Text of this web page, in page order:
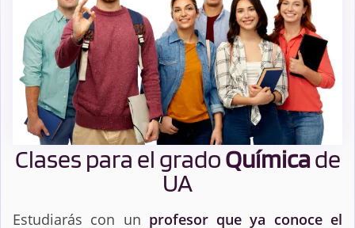
Clases para el gradoQuímicade
UA
Estudiarás con un profesor que ya conoce el